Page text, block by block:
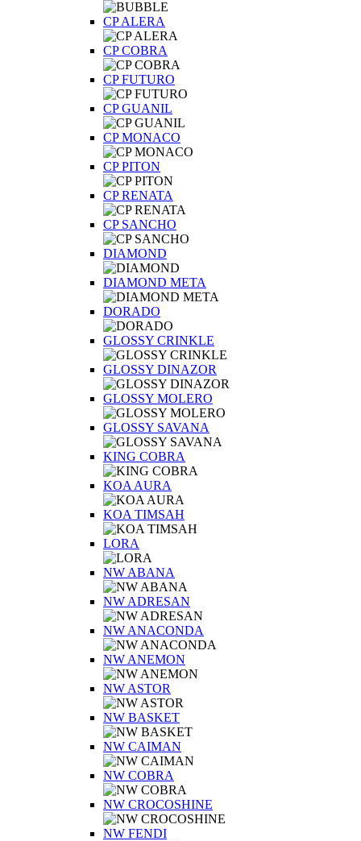
CP ALERA
CP COBRA
CP FUTURO
CP GUANIL
CP MONACO
CP PITON
CP RENATA
CP SANCHO
DIAMOND
DIAMOND META
DORADO
GLOSSY CRINKLE
GLOSSY DINAZOR
GLOSSY MOLERO
GLOSSY SAVANA
KING COBRA
KOA AURA
KOA TIMSAH
LORA
NW ABANA
NW ADRESAN
NW ANACONDA
NW ANEMON
NW ASTOR
NW BASKET
NW CAIMAN
NW COBRA
NW CROCOSHINE
NW FENDI